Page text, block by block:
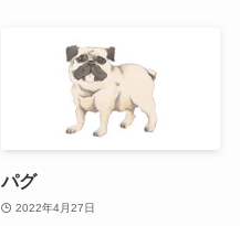
パグ
2022年4月27日